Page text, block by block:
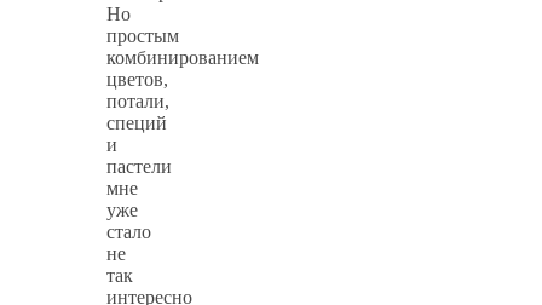
Но
простым
комбинированием
цветов,
потали,
специй
и
пастели
мне
уже
стало
не
так
интересно